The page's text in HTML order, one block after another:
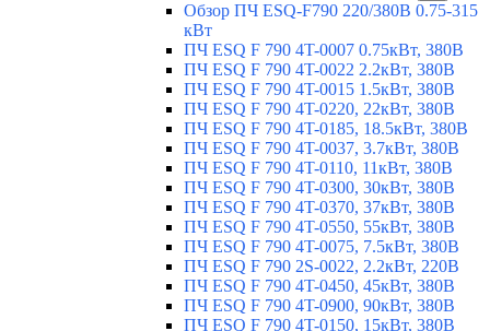
Обзор ПЧ ESQ-F790 220/380В 0.75-315
кВт
ПЧ ESQ F 790 4T-0007 0.75кВт, 380В
ПЧ ESQ F 790 4T-0022 2.2кВт, 380В
ПЧ ESQ F 790 4T-0015 1.5кВт, 380В
ПЧ ESQ F 790 4T-0220, 22кВт, 380В
ПЧ ESQ F 790 4T-0185, 18.5кВт, 380В
ПЧ ESQ F 790 4T-0037, 3.7кВт, 380В
ПЧ ESQ F 790 4T-0110, 11кВт, 380В
ПЧ ESQ F 790 4T-0300, 30кВт, 380В
ПЧ ESQ F 790 4T-0370, 37кВт, 380В
ПЧ ESQ F 790 4T-0550, 55кВт, 380В
ПЧ ESQ F 790 4T-0075, 7.5кВт, 380В
ПЧ ESQ F 790 2S-0022, 2.2кВт, 220В
ПЧ ESQ F 790 4T-0450, 45кВт, 380В
ПЧ ESQ F 790 4T-0900, 90кВт, 380В
ПЧ ESQ F 790 4T-0150, 15кВт, 380В